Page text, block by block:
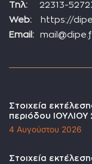
Τηλ: 22313-
Web: https://
Email:
Στοιχεία
περιόδου ΙΟΥΛΙΟΥ
4 Αυγούστου 2026
Στοιχεία